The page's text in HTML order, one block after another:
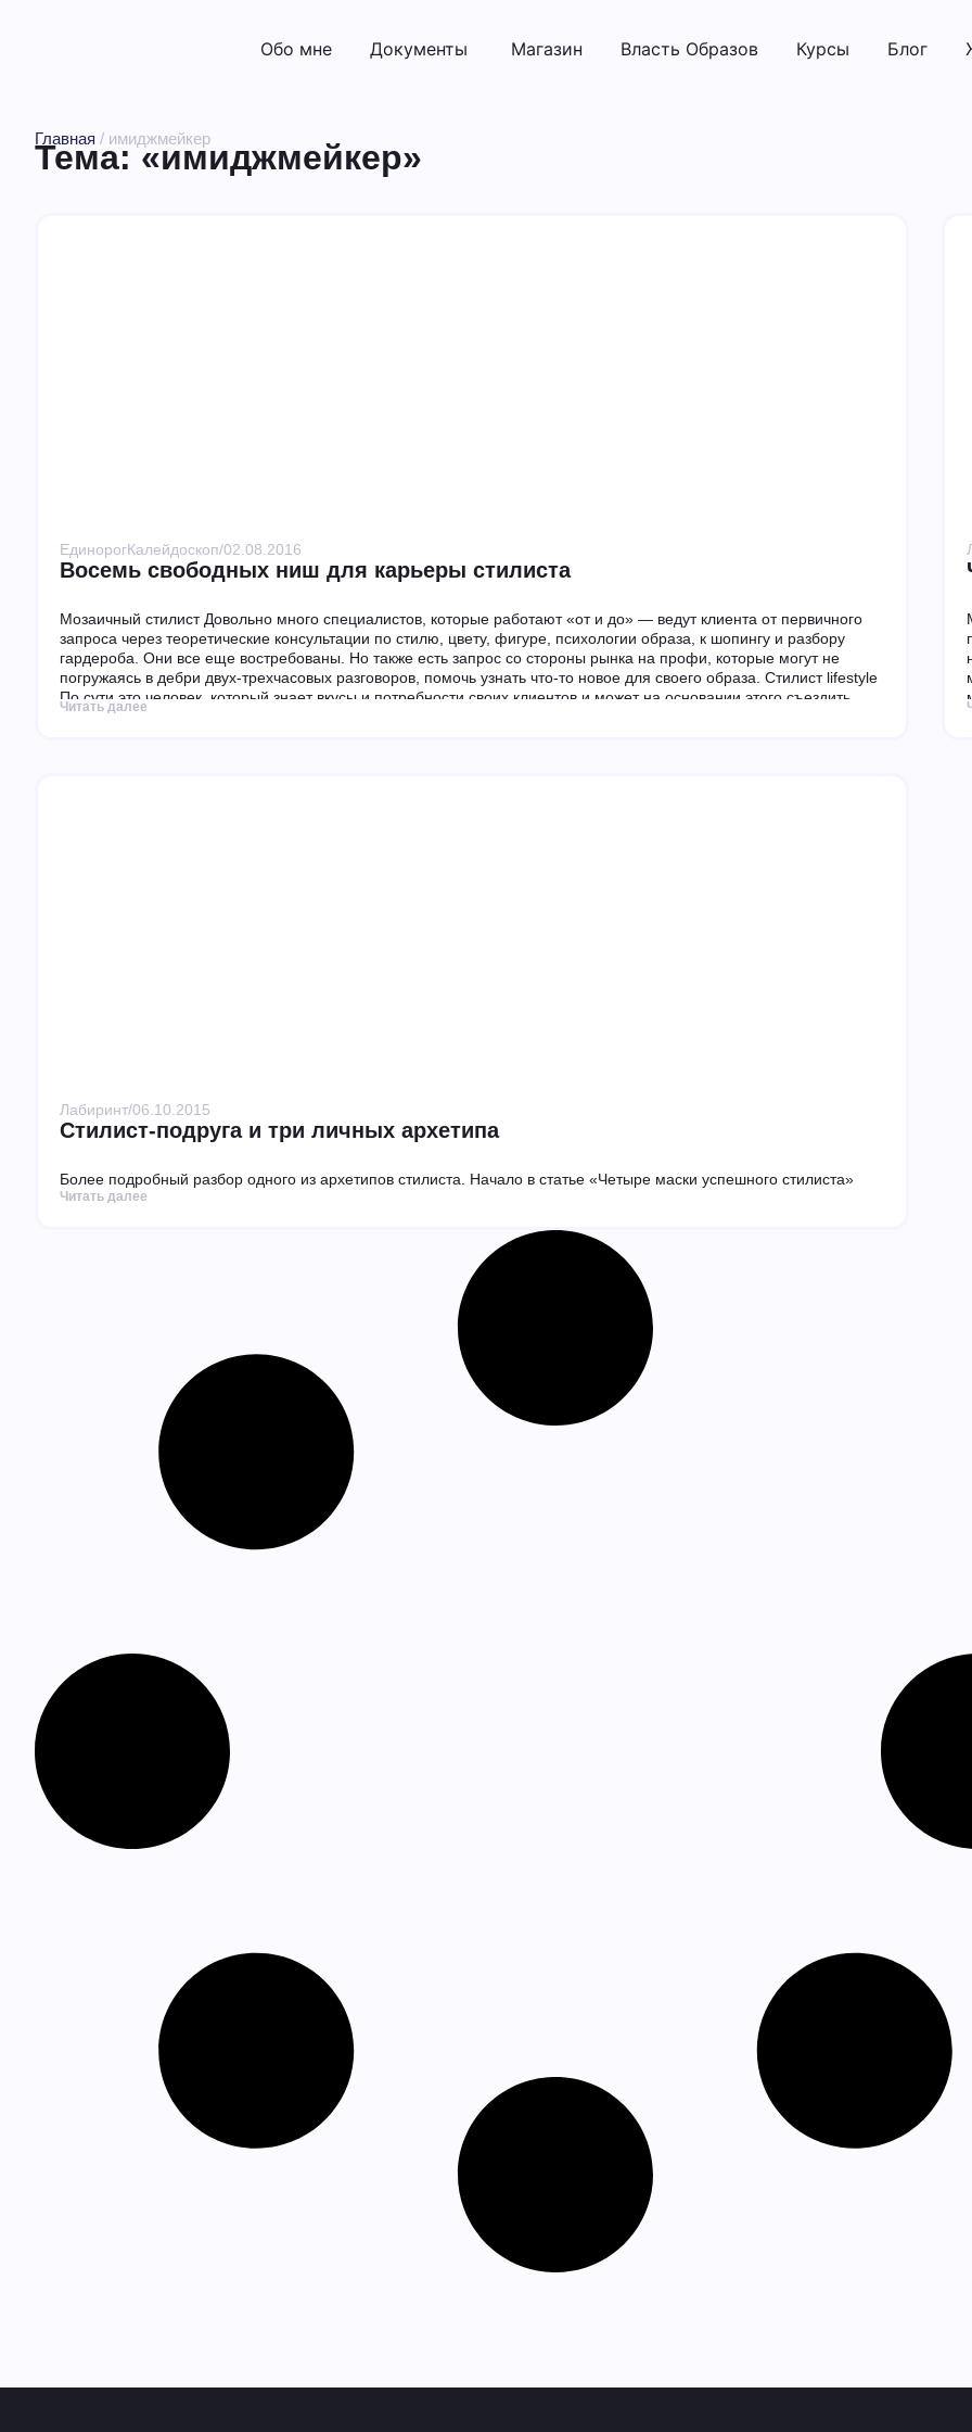
Обо мне Документы Магазин Власть Образов Курсы Блог
Главная / имиджмейкер
Тема: «имиджмейкер»
ЕдинорогКалейдоскоп/02.08.2016
Восемь свободных ниш для карьеры стилиста
Мозаичный стилист Довольно много специалистов, которые работают «от и до» — ведут клиента от первичного
запроса через теоретические консультации по стилю, цвету, фигуре, психологии образа, к шопингу и разбору
гардероба. Они все еще востребованы. Но также есть запрос со стороны рынка на профи, которые могут не
погружаясь в дебри двух-трехчасовых разговоров, помочь узнать что-то новое для своего образа. Стилист lifestyle
По сути это человек, который знает вкусы и потребности своих клиентов и может на основании этого съездить
вместо клиента в автосалон и утвердить цвет обивки,...
Читать далее
Лабиринт/06.10.2015
Стилист-подруга и три личных архетипа
Более подробный разбор одного из архетипов стилиста. Начало в статье «Четыре маски успешного стилиста»
Читать далее